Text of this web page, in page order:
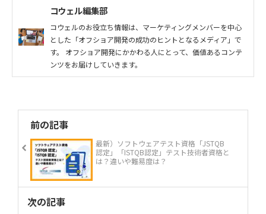
コウェル編集部
コウェルのお役立ち情報は、マーケティングメンバーを中心
とした「オフショア開発の成功のヒントとなるメディア」で
す。 オフショア開発にかかわる人にとって、価値あるコンテ
ンツをお届けしていきます。
前の記事
最新）ソフトウェアテスト資格「JSTQB
認定」「ISTQB認定」テスト技術者資格と
は？違いや難易度は？
次の記事